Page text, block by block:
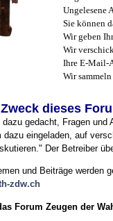
Ungelesene
Sie können
Wir geben
Wir
Ihre E-Mail-
Wir
dieses
dazu gedacht, Fragen
dazu eingeladen, auf
Der Betreiber
und Beiträge werden
zdw.ch
Forum Zeugen der